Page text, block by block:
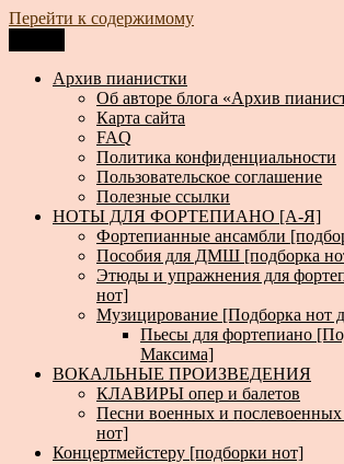
Перейти к содержимому
Архив пианистки
Всё для пианистов: ноты, книги, музыка,
Архив пианистки
Об авторе блога «Архив
Карта сайта
FAQ
Политика конфиденциальности
Пользовательское соглашение
Полезные ссылки
НОТЫ ДЛЯ ФОРТЕПИАНО [А-Я]
Фортепианные ансамбли
Пособия для ДМШ [подборка
Этюды и упражнения для
нот]
Музицирование [Подборка нот
Пьесы для фортепиано
Максима]
ВОКАЛЬНЫЕ ПРОИЗВЕДЕНИЯ
КЛАВИРЫ опер и балетов
Песни военных и послевоенных
нот]
Концертмейстеру [подборки нот]